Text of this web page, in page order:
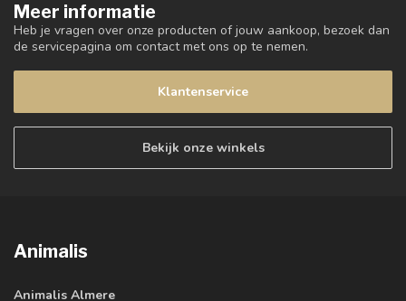
Meer informatie
Heb je vragen over onze producten of jouw aankoop, bezoek dan
de servicepagina om contact met ons op te nemen.
Klantenservice
Bekijk onze winkels
Animalis
Animalis Almere